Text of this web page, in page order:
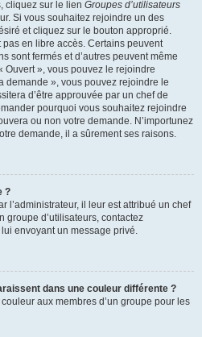
cliquez sur le lien Groupes d’utilisateurs
Si vous souhaitez rejoindre un des
et cliquez sur le bouton approprié.
en libre accès. Certains peuvent
sont fermés et d’autres peuvent même
Ouvert », vous pouvez le rejoindre
demande », vous pouvez rejoindre le
d’être approuvée par un chef de
pourquoi vous souhaitez rejoindre
ou non votre demande. N’importunez
demande, il a sûrement ses raisons.
?
l’administrateur, il leur est attribué un chef
groupe d’utilisateurs, contactez
envoyant un message privé.
dans une couleur différente ?
aux membres d’un groupe pour les